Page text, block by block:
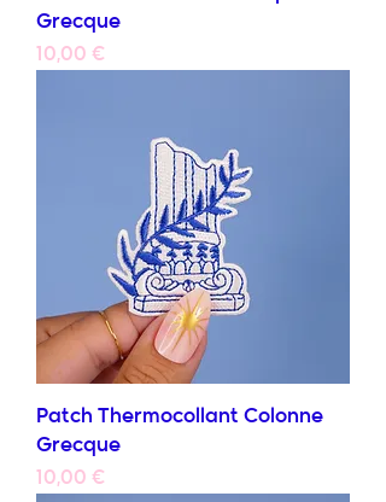
Grecque
Prix
10,00 €
Patch Thermocollant Colonne
Grecque
Prix
10,00 €